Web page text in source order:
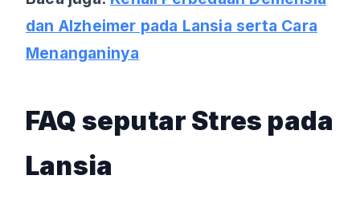
dan Alzheimer pada Lansia serta Cara
Menanganinya
FAQ seputar Stres pada
Lansia